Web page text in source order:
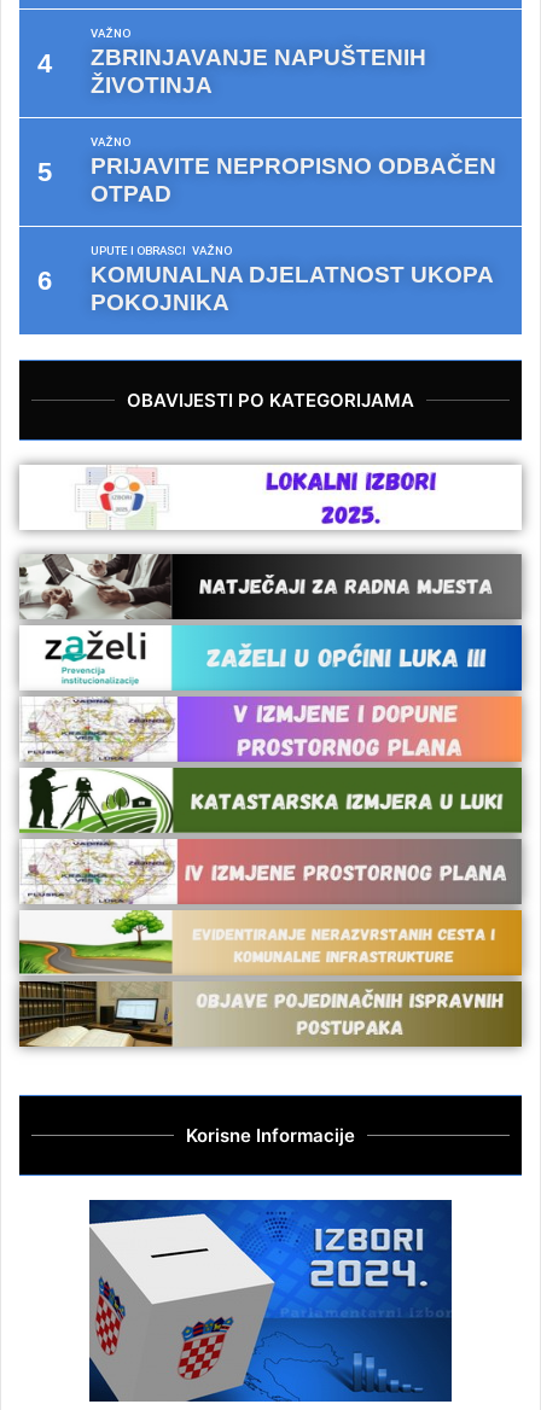
VAŽNO
ZBRINJAVANJE NAPUŠTENIH
ŽIVOTINJA
VAŽNO
PRIJAVITE NEPROPISNO ODBAČEN
OTPAD
UPUTE I OBRASCI VAŽNO
KOMUNALNA DJELATNOST UKOPA
POKOJNIKA
OBAVIJESTI PO KATEGORIJAMA
Korisne Informacije